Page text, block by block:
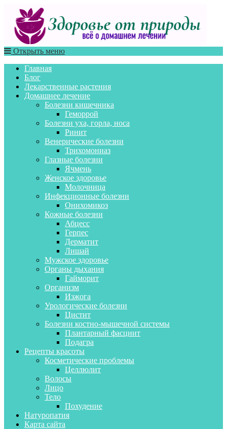
Открыть меню
Главная
Блог
Лекарственные растения
Домашнее лечение
Болезни кишечника
Геморрой
Болезни уха, горла, носа
Ринит
Венерические болезни
Трихомониаз
Глазные болезни
Ячмень
Женское здоровье
Молочница
Инфекционные болезни
Онихомикоз
Кожные болезни
Абцесс
Герпес
Дерматит
Лишай
Мужское здоровье
Органы дыхания
Гайморит
Организм
Изжога
Урологические болезни
Цистит
Болезни костно-мышечной системы
Плантарный фасциит
Подагра
Рецепты красоты
Косметические проблемы
Целлюлит
Волосы
Лицо
Тело
Похудение
Натуропатия
Карта сайта